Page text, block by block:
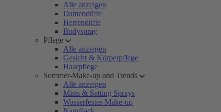
Alle anzeigen
Damendüfte
Herrendüfte
Bodyspray
Pflege
Alle anzeigen
Gesicht & Körperpflege
Haarpflege
Sommer-Make-up und Trends
Alle anzeigen
Mists & Setting Sprays
Wasserfestes Make-up